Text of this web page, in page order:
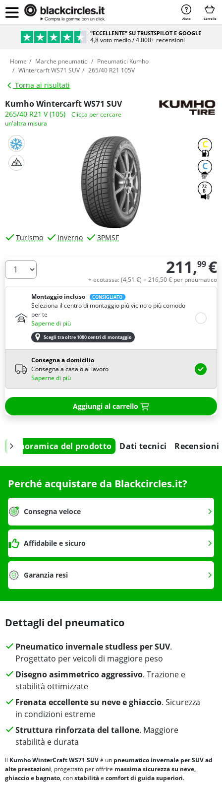
Aiuto Carrello
"ECCELLENTE" SU TRUSTSPILOT E GOOGLE
4,8 voto medio / 4.000+ recensioni
Home Marche pneumatici
Pneumatici Kumho
Wintercarft WS71 SUV
265/40 R21 105V
Torna ai risultati
Kumho Wintercarft WS71 SUV
265/40 R21 V (105)
Clicca per cercare
un'altra misura
C
C
72
B
Turismo Inverno 3PMSF
Quantità 211,99 €
+ ecotassa: (4,51 €) = 216,50€ per pneumatico
Montaggio incluso
CONSIGLIATO
Seleziona il centro di montaggio più vicino o più comodo
per te
Saperne di più
Scegli tra oltre 1000 centri di montaggio
Consegna a domicilio
Consegna a casa o al lavoro
Saperne di più
Aggiungi al carrello
Panoramica del prodotto Dati tecnici Recensioni
Perché acquistare da Blackcircles.it?
Consegna veloce
Affidabile e sicuro
Garanzia resi
Dettagli del pneumatico
Pneumatico invernale studless per SUV.
Progettato per veicoli di maggiore peso
Disegno asimmetrico aggressivo. Trazione e
stabilità ottimizzate
Frenata eccellente su neve e ghiaccio. Sicurezza
in condizioni estreme
Struttura rinforzata del tallone. Maggiore
stabilità e durata
Il Kumho WinterCraft WS71 SUVè un pneumatico invernale per SUVad
alte prestazioni, progettato per offrire massima sicurezza su neve,
ghiaccio e bagnato, constabilitàe comfort di guida superiori.